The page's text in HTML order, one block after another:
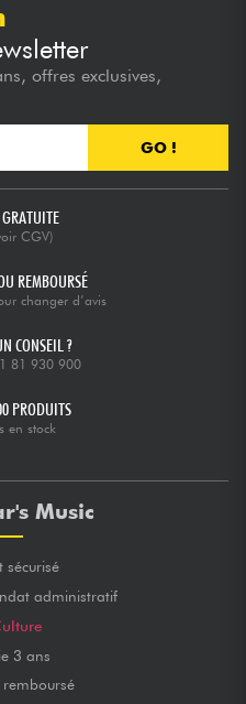
offres exclusives,
GO !
CGV)
REMBOURSÉ
changer d’avis
CONSEIL ?
81 930 900
PRODUITS
en stock
Music
sécurisé
administratif
3 ans